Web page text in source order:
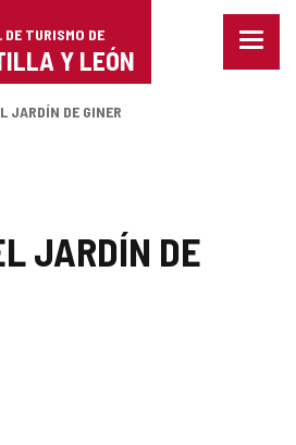
DE TURISMO DE
Y LEÓN
菜
JARDÍN DE GINER
JARDÍN DE